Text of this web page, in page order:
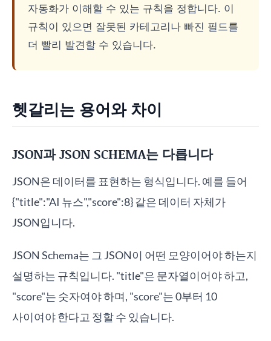
자동화가 이해할 수 있는 규칙을 정합니다. 이
규칙이 있으면 잘못된 카테고리나 빠진 필드를
더 빨리 발견할 수 있습니다.
헷갈리는 용어와 차이
JSON과 JSON SCHEMA는 다릅니다
JSON은 데이터를 표현하는 형식입니다. 예를 들어
{"title":"AI 뉴스","score":8} 같은 데이터 자체가
JSON입니다.
JSON Schema는 그 JSON이 어떤 모양이어야 하는지
설명하는 규칙입니다. "title"은 문자열이어야 하고,
"score"는 숫자여야 하며, "score"는 0부터 10
사이여야 한다고 정할 수 있습니다.